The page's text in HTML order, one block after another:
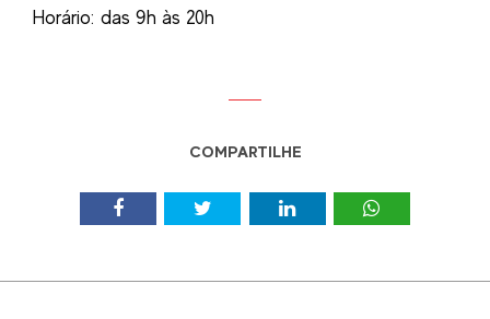
Horário: das 9h às 20h
COMPARTILHE